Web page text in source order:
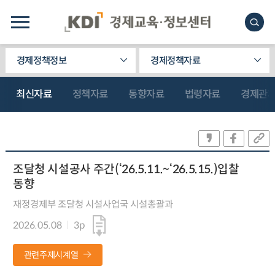
경제정책정보 경제정책자료
최신자료 정책자료 동향자료 법령자료 경제관
조달청 시설공사 주간(‘26.5.11.~‘26.5.15.)입찰
동향
재정경제부 조달청 시설사업국 시설총괄과
2026.05.08
3p
관련주제시계열